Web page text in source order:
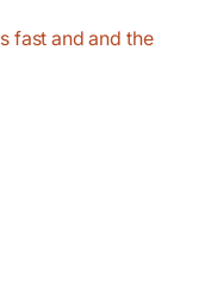
fast and and the